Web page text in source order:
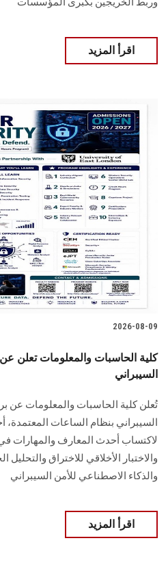
اقرأ المزيد
2026-08-09
كلية الحاسبات والمعلومات تعلن
السيبراني
تُعلن كلية الحاسبات والمعلومات عن
السيبراني بنظام الساعات المعتمدة،
لاكتساب أحدث المعارف والمهارات
والاختبار الأخلاقي للاختراق
والذكاء الاصطناعي للأمن السيبراني
اقرأ المزيد